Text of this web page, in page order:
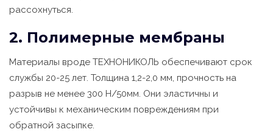
рассохнуться.
2. Полимерные мембраны
Материалы вроде ТЕХНОНИКОЛЬ обеспечивают срок
службы 20-25 лет. Толщина 1,2-2,0 мм, прочность на
разрыв не менее 300 Н/50мм. Они эластичны и
устойчивы к механическим повреждениям при
обратной засыпке.